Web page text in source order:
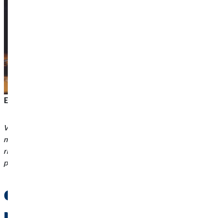
EXTRA TIP:
Valuta la possibilità di aggiornare la polizza in caso di
modifiche al valore dell’immobile (ad esempio in caso di
ristrutturazioni o di eventuali cambiamenti legislativi) che
potrebbero influire sul rischio legale.
Come scegliere la polizza per